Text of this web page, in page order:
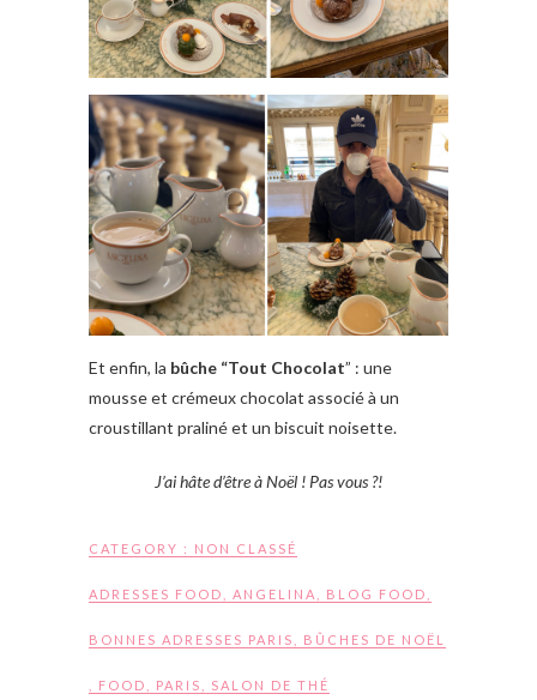
Et enfin, la bûche “Tout Chocolat” : une
mousse et crémeux chocolat associé à un
croustillant praliné et un biscuit noisette.
J’ai hâte d’être à Noël ! Pas vous ?!
CATEGORY : NON CLASSÉ
ADRESSES FOOD ANGELINA BLOG FOOD
BONNES ADRESSES PARIS BÛCHES DE NOËL
FOOD PARIS SALON DE THÉ